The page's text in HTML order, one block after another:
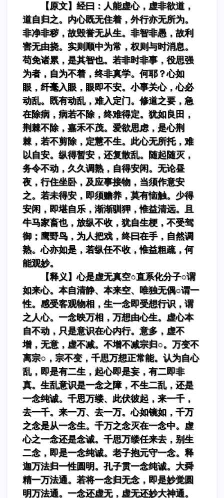
【原文】经曰：人能虚心，虚非欲道，
道自归之。内心既无住着，外行亦无所为。
非净非秽，故毁誉无从生。非智非愚，故利
害无由挠。实则顺中为常，权则与时消息。
苟免诸累，是其智也。若非时非事，役思强
为者，自为不着，终非真学。何耶？心如
眼，纤毫入眼，眼即不安。小事关心，心必
动乱。既有动乱，难入定门。修道之要，急
在除病，病若不除，终难得定。犹如良田，
荆棘不除，嘉禾不茂。爱欲思虑，是心荆
棘，若不剪除，定慧不生。此心无所托，难
以自安。纵得暂安，还复散乱。随起随灭，
务令不动，久久调熟，自得安闲。无论昼
夜，行住坐卧，及应事接物，当须作意安
之。若未得安，即须赡养，莫有恼触。少得
安闲，即堪自乐，渐渐驯狎，惟益清远。且
牛马家畜也，放纵不收，犹自生梗，不受驾
御；鹰野鸟，为人把戏，终曰在手，自然调
熟。心亦如是，若纵任不收，惟益粗疏，何
能观妙。
【释义】心是虚无真空○直系化分子○谓
如来心。本自清静、本来空、唯独无偶○谓一
性。感受客观物相，生一念即受想行识，谓
之人心。一念映万相，万想由心生。虚心本
自不动，只是意识在心内行。意多，虚不
增，无意，虚不减。不增不减宗归○。万变不
离宗○，宗不变，千思万想正常能。认为自心
乱，即是有二生，起心即是妄，有二即非
真。生乱意识是一念之障，不生二乱，还是
一念纯诚。千思万缕、此伏彼起，来一千，
去一千。来一万、去一万。心如镜如，千万
之念是从一念生。千万之念灭在一念中。虚
心之一念还是念诚。千思万缕任来去，别生
二念，即是一念纯诚。老子抱元守一念。释
迦万法归一性圆明。孔子贯一念纯诚。大舜
精一万法通。若将一念归无念，即是妙觉圆
明万法通。一念还虚无，虚无还妙大神通。